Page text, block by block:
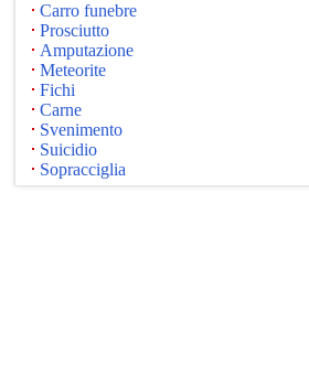
Carro funebre
Prosciutto
Amputazione
Meteorite
Fichi
Carne
Svenimento
Suicidio
Sopracciglia